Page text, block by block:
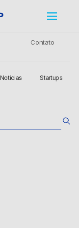
Contato
Noticias Startups